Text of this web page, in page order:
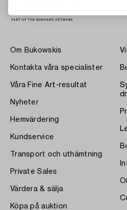
Om Bukowskis
Kontakta våra specialister
Våra Fine Art-resultat
Nyheter
Hemvärdering
Kundservice
Transport och uthämtning
Private Sales
Värdera & sälja
Köpa på auktion